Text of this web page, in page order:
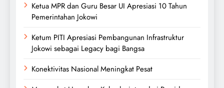
Ketua MPR dan Guru Besar UI Apresiasi 10 Tahun
Pemerintahan Jokowi
Ketum PITI Apresiasi Pembangunan Infrastruktur
Jokowi sebagai Legacy bagi Bangsa
Konektivitas Nasional Meningkat Pesat